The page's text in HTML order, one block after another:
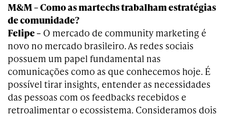
M&M – Como as martechs trabalham estratégias
de comunidade?
Felipe – O mercado de community marketing é
novo no mercado brasileiro. As redes sociais
possuem um papel fundamental nas
comunicações como as que conhecemos hoje. É
possível tirar insights, entender as necessidades
das pessoas com os feedbacks recebidos e
retroalimentar o ecossistema. Consideramos dois